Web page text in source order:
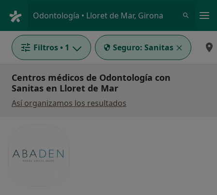
Odontología • Lloret de Mar, Girona
Filtros • 1 Seguro: Sanitas
Centros médicos de Odontología con
Sanitas en Lloret de Mar
Así organizamos los resultados